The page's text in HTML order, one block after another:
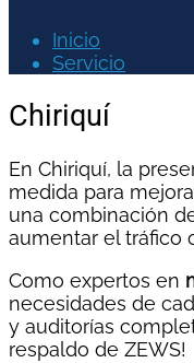
Inicio
Servicio
Chiriquí
En Chiriquí, la
medida para
una combinación
aumentar el tráfico
Como expertos en
necesidades de
y auditorías
respaldo de ZEWS!